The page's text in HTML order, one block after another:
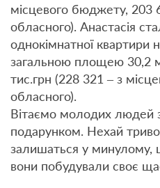
місцевого бюджету, 203
обласного). Анастасія
однокімнатної квартири
загальною площею 30,2
тис.грн (228 321 – з
обласного).
Вітаємо молодих людей
подарунком. Нехай
залишаться у минулому,
вони побудували своє